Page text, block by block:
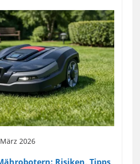
2026